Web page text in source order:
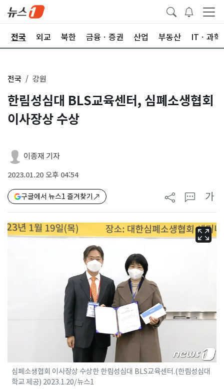
전국 외교 북한 금융ㆍ증권 산업 부동산 ITㆍ과학
전국 강원
한림성심대 BLS교육센터, 심폐소생협회
이사장상 수상
이종재 기자
2023.01.20 오후 04:54
구글에서 뉴스1 즐겨찾기 가
심폐소생협회 이사장상 수상한 한림성심대 BLS교육센터.(한림성심대
학교 제공) 2023.1.20/뉴스1